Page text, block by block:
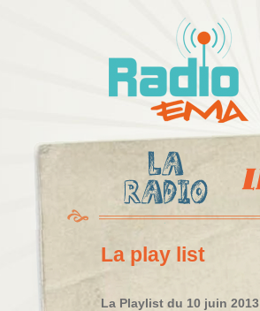
La play list
La Playlist du 10 juin 2013